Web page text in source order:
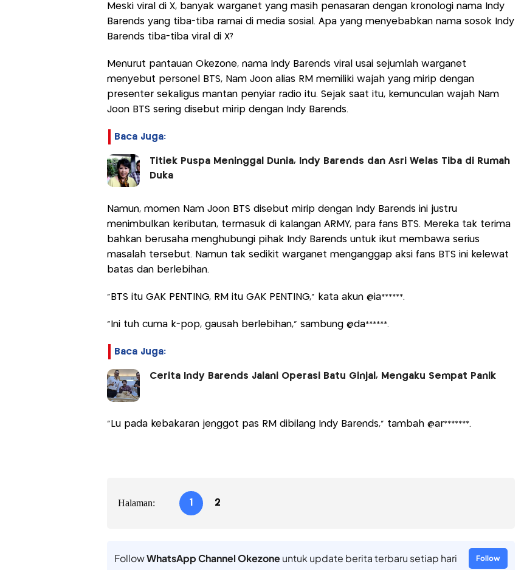
Meski viral di X, banyak warganet yang masih penasaran dengan kronologi nama Indy
Barends yang tiba-tiba ramai di media sosial. Apa yang menyebabkan nama sosok Indy
Barends tiba-tiba viral di X?
Menurut pantauan Okezone, nama Indy Barends viral usai sejumlah warganet
menyebut personel BTS, Nam Joon alias RM memiliki wajah yang mirip dengan
presenter sekaligus mantan penyiar radio itu. Sejak saat itu, kemunculan wajah Nam
Joon BTS sering disebut mirip dengan Indy Barends.
Baca Juga:
Titiek Puspa Meninggal Dunia, Indy Barends dan Asri Welas Tiba di Rumah
Duka
Namun, momen Nam Joon BTS disebut mirip dengan Indy Barends ini justru
menimbulkan keributan, termasuk di kalangan ARMY, para fans BTS. Mereka tak terima
bahkan berusaha menghubungi pihak Indy Barends untuk ikut membawa serius
masalah tersebut. Namun tak sedikit warganet menganggap aksi fans BTS ini kelewat
batas dan berlebihan.
“BTS itu GAK PENTING, RM itu GAK PENTING,” kata akun @ia******.
“Ini tuh cuma k-pop, gausah berlebihan,” sambung @da******.
Baca Juga:
Cerita Indy Barends Jalani Operasi Batu Ginjal, Mengaku Sempat Panik
“Lu pada kebakaran jenggot pas RM dibilang Indy Barends,” tambah @ar*******.
Halaman: 1 2
FollowWhatsApp Channel Okezoneuntuk update berita terbaru setiap hari Follow